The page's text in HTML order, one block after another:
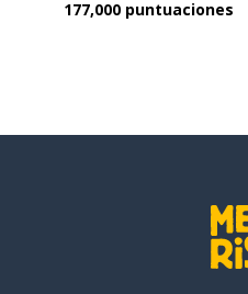
177,000 puntuaciones